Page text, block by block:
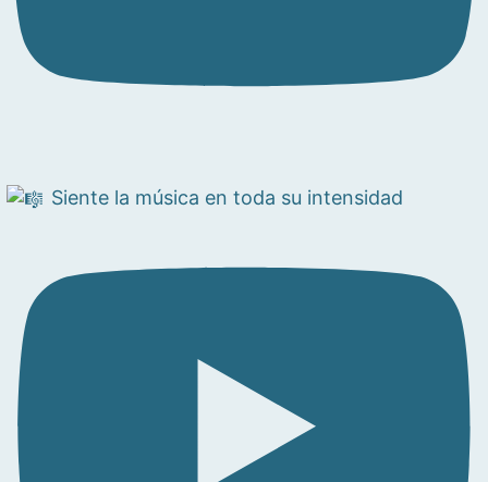
Siente la música en toda su intensidad